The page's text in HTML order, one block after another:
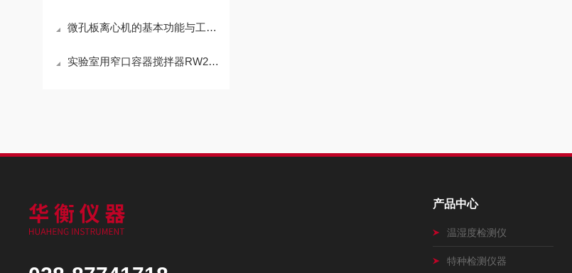
微孔板离心机的基本功能与工作原理
实验室用窄口容器搅拌器RW20参数及配套搅拌桨
产品中心
温湿度检测仪
特种检测仪器